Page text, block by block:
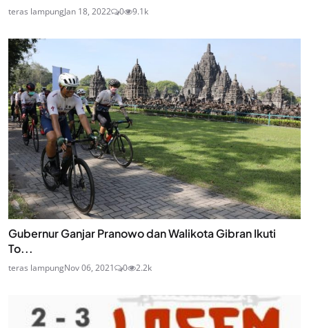
teras lampungJan 18, 2022 0 9.1k
Gubernur Ganjar Pranowo dan Walikota Gibran Ikuti
To...
teras lampungNov 06, 2021 0 2.2k